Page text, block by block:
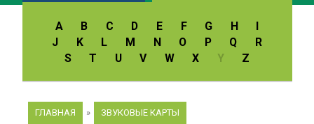
A B C D E F G H
I
J
K L M N O P Q
R
S
T U V W X Y Z
ГЛАВНАЯ » ЗВУКОВЫЕ КАРТЫ